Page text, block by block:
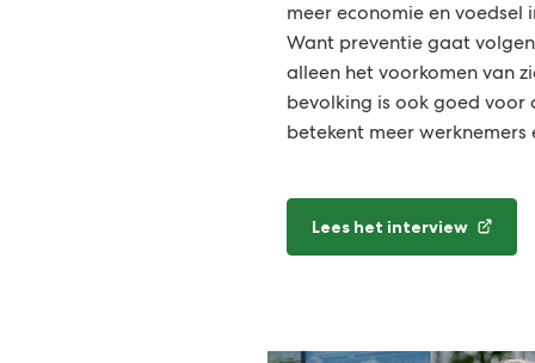
meer economie en voedsel
Want preventie gaat
alleen het voorkomen van
bevolking is ook goed voor
betekent meer werknemers
Lees het interview
(Verwijst